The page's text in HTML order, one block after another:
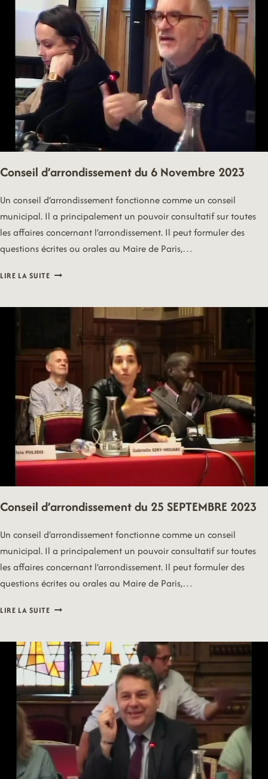
Conseil d’arrondissement du 6 Novembre 2023
Un conseil d’arrondissement fonctionne comme un conseil
municipal. Il a principalement un pouvoir consultatif sur toutes
les affaires concernant l’arrondissement. Il peut formuler des
questions écrites ou orales au Maire de Paris,…
LIRE LA SUITECONSEIL
6
Conseil d’arrondissement du 25 SEPTEMBRE 2023
Un conseil d’arrondissement fonctionne comme un conseil
municipal. Il a principalement un pouvoir consultatif sur toutes
les affaires concernant l’arrondissement. Il peut formuler des
questions écrites ou orales au Maire de Paris,…
LIRE LA SUITECONSEIL
25
SEPTEMBRE
2023